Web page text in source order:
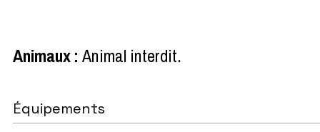
Animaux: Animal interdit
Équipements